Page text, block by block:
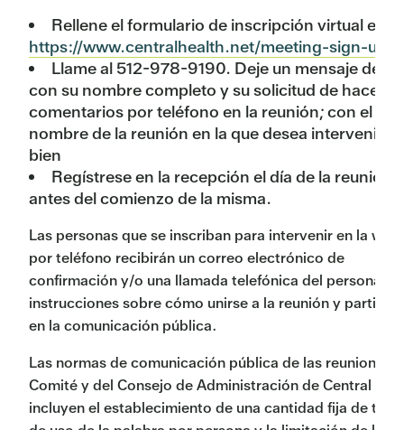
Rellene el formulario de inscripción virtual en
https://www.centralhealth.net/meeting-sign-up/
Llame al 512-978-9190. Deje un mensaje de
con su nombre completo y su solicitud de hacer
comentarios por teléfono en la reunión; con el
nombre de la reunión en la que desea intervenir; o
bien
Regístrese en la recepción el día de la reunión,
antes del comienzo de la misma.
Las personas que se inscriban para intervenir en la web
por teléfono recibirán un correo electrónico de
confirmación y/o una llamada telefónica del personal
instrucciones sobre cómo unirse a la reunión y
en la comunicación pública.
Las normas de comunicación pública de las reuniones
Comité y del Consejo de Administración de Central
incluyen el establecimiento de una cantidad fija de